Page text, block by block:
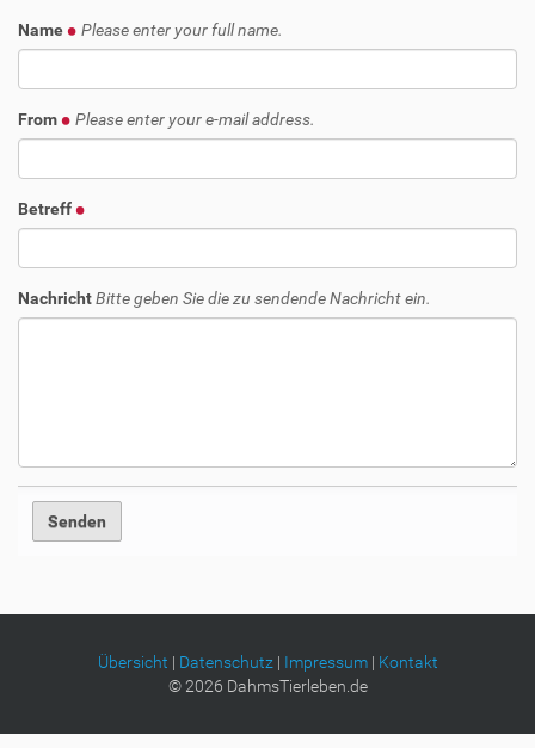
Name Please enter your full name.
From Please enter your e-mail address.
Betreff
NachrichtBitte geben Sie die zu sendende Nachricht ein.
Übersicht | Datenschutz| Impressum| Kontakt
©2026 DahmsTierleben.de